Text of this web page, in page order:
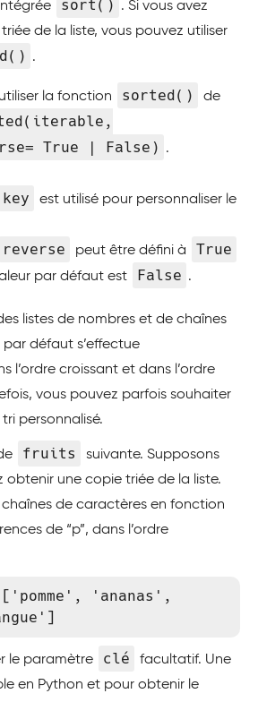
sort()
. Si vous avez
de la liste, vous pouvez utiliser
.
la fonction sorted()
de
True | False)
.
key
est utilisé pour personnaliser le
reverse peut être défini à True
par défaut est False .
listes de nombres et de chaînes
défaut s’effectue
l’ordre croissant et dans l’ordre
vous pouvez parfois souhaiter
personnalisé.
fruits
suivante. Supposons
obtenir une copie triée de la liste.
chaînes de caractères en fonction
de “p”, dans l’ordre
'ananas',
le paramètre clé
facultatif. Une
en Python et pour obtenir le